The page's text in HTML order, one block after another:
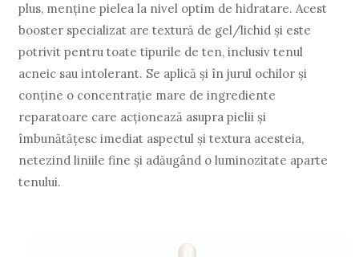
plus, menține pielea la nivel optim de hidratare. Acest
booster specializat are textură de gel/lichid și este
potrivit pentru toate tipurile de ten, inclusiv tenul
acneic sau intolerant. Se aplică și în jurul ochilor și
conține o concentrație mare de ingrediente
reparatoare care acționează asupra pielii și
îmbunătățesc imediat aspectul și textura acesteia,
netezind liniile fine și adăugând o luminozitate aparte
tenului.